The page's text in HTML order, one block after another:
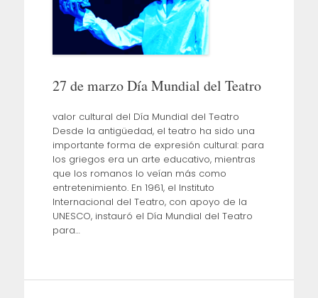
27 de marzo Día Mundial del Teatro
valor cultural del Día Mundial del Teatro
Desde la antigüedad, el teatro ha sido una
importante forma de expresión cultural: para
los griegos era un arte educativo, mientras
que los romanos lo veían más como
entretenimiento. En 1961, el Instituto
Internacional del Teatro, con apoyo de la
UNESCO, instauró el Día Mundial del Teatro
para…